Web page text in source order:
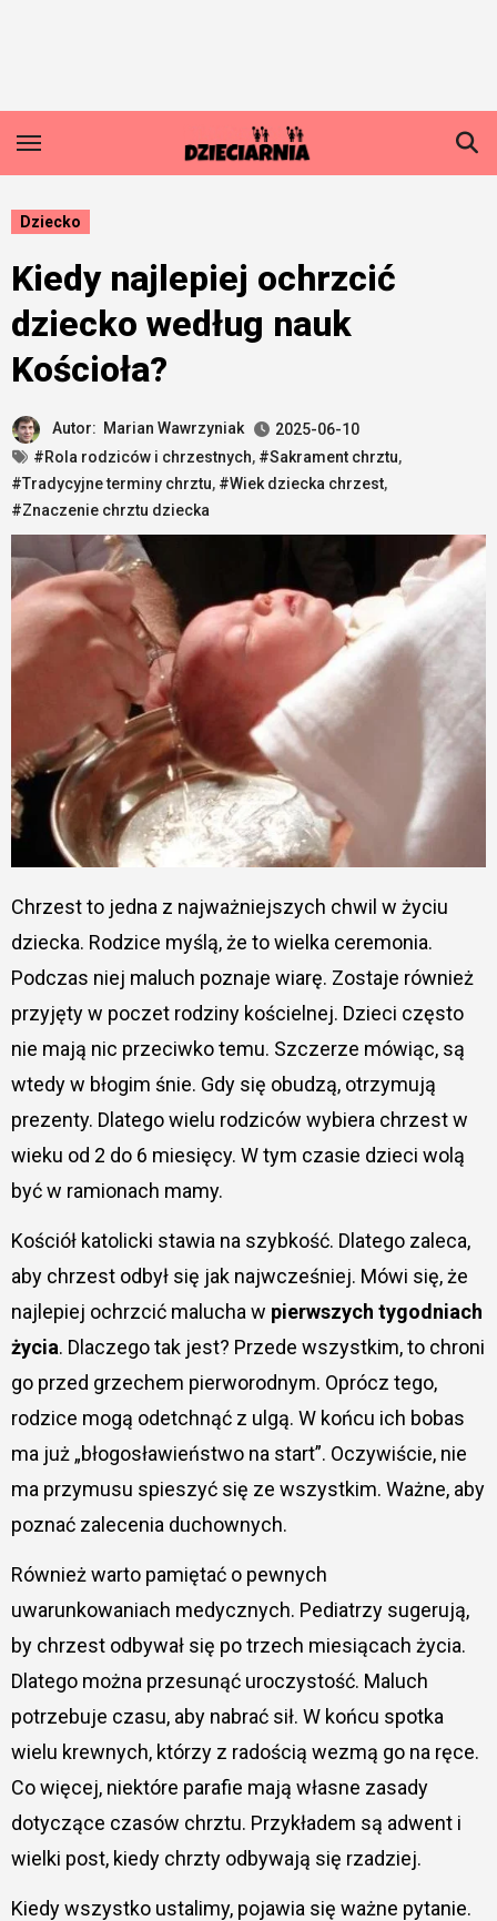
Dziecko
Kiedy najlepiej ochrzcić
dziecko według nauk
Kościoła?
Autor: Marian Wawrzyniak
2025-06-10
#Rola rodziców i chrzestnych, #Sakrament chrztu,
#Tradycyjne terminy chrztu, #Wiek dziecka chrzest,
#Znaczenie chrztu dziecka
Chrzest to jedna z najważniejszych chwil w życiu
dziecka. Rodzice myślą, że to wielka ceremonia.
Podczas niej maluch poznaje wiarę. Zostaje również
przyjęty w poczet rodziny kościelnej. Dzieci często
nie mają nic przeciwko temu. Szczerze mówiąc, są
wtedy w błogim śnie. Gdy się obudzą, otrzymują
prezenty. Dlatego wielu rodziców wybiera chrzest w
wieku od 2 do 6 miesięcy. W tym czasie dzieci wolą
być w ramionach mamy.
Kościół katolicki stawia na szybkość. Dlatego zaleca,
aby chrzest odbył się jak najwcześniej. Mówi się, że
najlepiej ochrzcić malucha w pierwszych tygodniach
życia. Dlaczego tak jest? Przede wszystkim, to chroni
go przed grzechem pierworodnym. Oprócz tego,
rodzice mogą odetchnąć z ulgą. W końcu ich bobas
ma już „błogosławieństwo na start”. Oczywiście, nie
ma przymusu spieszyć się ze wszystkim. Ważne, aby
poznać zalecenia duchownych.
Również warto pamiętać o pewnych
uwarunkowaniach medycznych. Pediatrzy sugerują,
by chrzest odbywał się po trzech miesiącach życia.
Dlatego można przesunąć uroczystość. Maluch
potrzebuje czasu, aby nabrać sił. W końcu spotka
wielu krewnych, którzy z radością wezmą go na ręce.
Co więcej, niektóre parafie mają własne zasady
dotyczące czasów chrztu. Przykładem są adwent i
wielki post, kiedy chrzty odbywają się rzadziej.
Kiedy wszystko ustalimy, pojawia się ważne pytanie.